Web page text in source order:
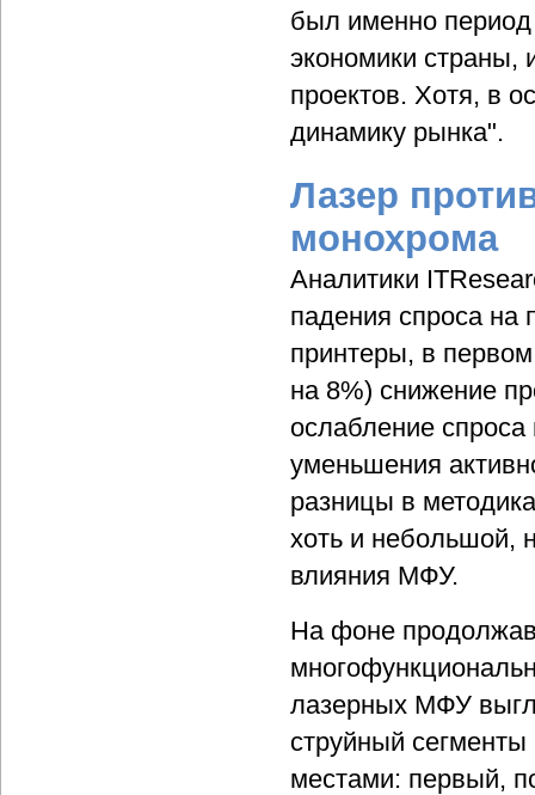
был именно
экономики страны,
проектов. Хотя, в
динамику рынка".
Лазер
монохрома
Аналитики
падения спроса
принтеры, в
на 8%) снижение
ослабление
уменьшения
разницы в
хоть и небольшой,
влияния МФУ.
На фоне
лазерных МФУ
струйный
местами: первый,